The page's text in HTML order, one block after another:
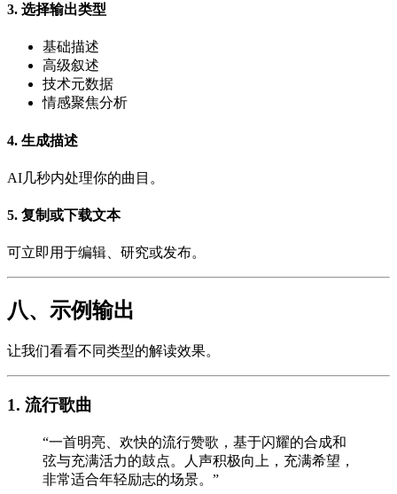
3. 选择输出类型
基础描述
高级叙述
技术元数据
情感聚焦分析
4. 生成描述
AI几秒内处理你的曲目。
5. 复制或下载文本
可立即用于编辑、研究或发布。
八、示例输出
让我们看看不同类型的解读效果。
1. 流行歌曲
“一首明亮、欢快的流行赞歌，基于闪耀的合成和
弦与充满活力的鼓点。人声积极向上，充满希望，
非常适合年轻励志的场景。”